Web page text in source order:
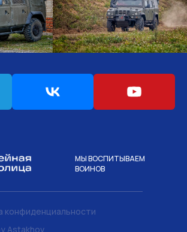
МЫ ВОСПИТЫВАЕМ
ВОИНОВ
Astakhov
конфиденциальности